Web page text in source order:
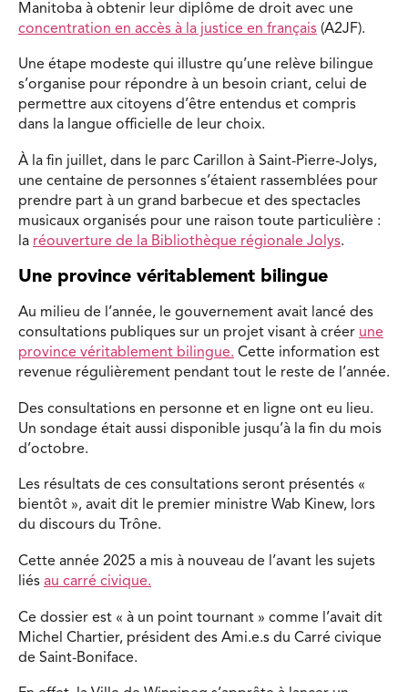
Manitoba à obtenir leur diplôme de droit avec une
concentration en accès à la justice en français (A2JF).
Une étape modeste qui illustre qu’une relève bilingue
s’organise pour répondre à un besoin criant, celui de
permettre aux citoyens d’être entendus et compris
dans la langue officielle de leur choix.
À la fin juillet, dans le parc Carillon à Saint-Pierre-Jolys,
une centaine de personnes s’étaient rassemblées pour
prendre part à un grand barbecue et des spectacles
musicaux organisés pour une raison toute particulière :
la réouverture de la Bibliothèque régionale Jolys.
Une province véritablement bilingue
Au milieu de l’année, le gouvernement avait lancé des
consultations publiques sur un projet visant à créer une
province véritablement bilingue. Cette information est
revenue régulièrement pendant tout le reste de l’année.
Des consultations en personne et en ligne ont eu lieu.
Un sondage était aussi disponible jusqu’à la fin du mois
d’octobre.
Les résultats de ces consultations seront présentés «
bientôt », avait dit le premier ministre Wab Kinew, lors
du discours du Trône.
Cette année 2025 a mis à nouveau de l’avant les sujets
liés au carré civique.
Ce dossier est « à un point tournant » comme l’avait dit
Michel Chartier, président des Ami.e.s du Carré civique
de Saint-Boniface.